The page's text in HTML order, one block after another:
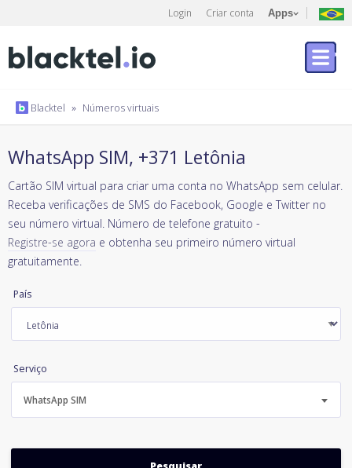
Login Criar conta Apps
Blacktel » Números virtuais
WhatsApp SIM, +371 Letônia
Cartão SIM virtual para criar uma conta no WhatsApp sem celular.
Receba verificações de SMS do Facebook, Google e Twitter no
seu número virtual. Número de telefone gratuito -
Registre-se agora e obtenha seu primeiro número virtual
gratuitamente.
País
Serviço
WhatsApp SIM